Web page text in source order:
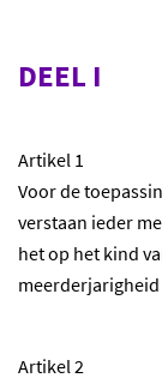
DEEL I
Artikel 1
Voor de
verstaan ieder
het op het kind
Artikel 2